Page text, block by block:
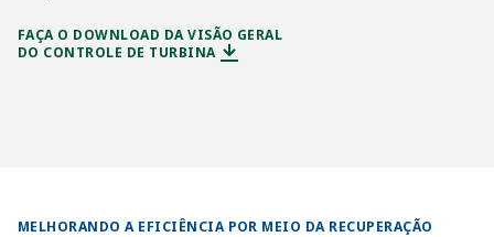
FAÇA O DOWNLOAD DA VISÃO GERAL
DO CONTROLE DE TURBINA
MELHORANDO A EFICIÊNCIA POR MEIO DA RECUPERAÇÃO